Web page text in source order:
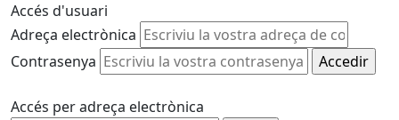
Accés d'usuari
Adreça electrònica
Contrasenya
Accés per adreça electrònica